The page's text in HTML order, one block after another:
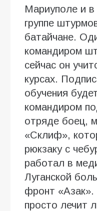
Мариуполе и
группе
батайчане.
командиром
сейчас он
курсах.
обучения
командиром
отряде боец,
«Склиф»,
рюкзаку с
работал в
Луганской
фронт «Азак».
просто лечит